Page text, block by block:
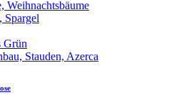
Weihnachtsbäume
Spargel
Grün
Stauden, Azerca